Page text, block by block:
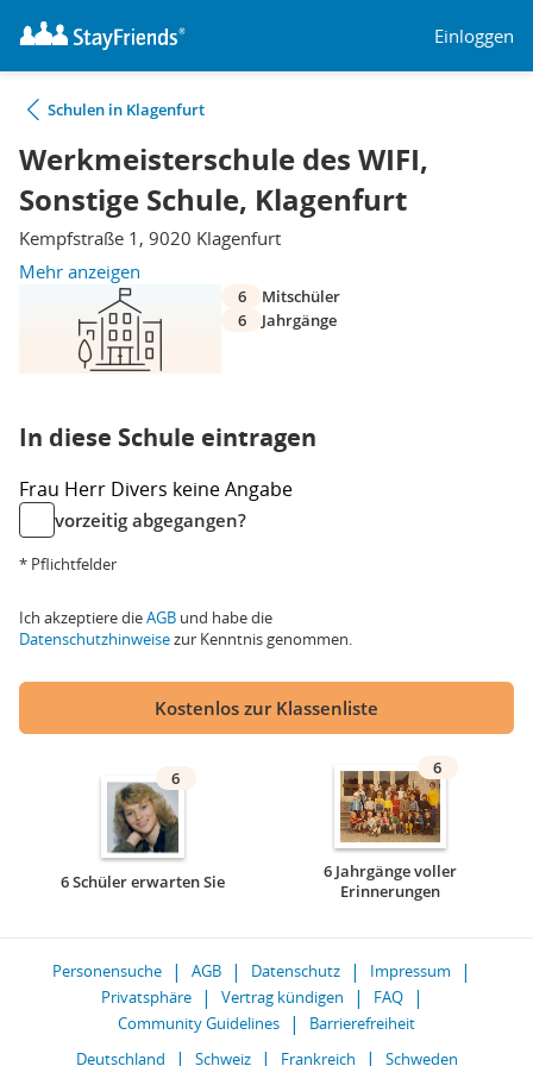
Einloggen
Schulen in Klagenfurt
Werkmeisterschule des WIFI,
Sonstige Schule, Klagenfurt
Kempfstraße 1, 9020 Klagenfurt
Mehr anzeigen
6
Mitschüler
6
Jahrgänge
In diese Schule eintragen
Frau Herr Divers keine Angabe
vorzeitig abgegangen?
* Pflichtfelder
Ich akzeptiere dieAGB und habe die
Datenschutzhinweisezur Kenntnis genommen.
Kostenlos zur Klassenliste
6
6 Schüler erwarten Sie
6
6 Jahrgänge voller
Erinnerungen
Personensuche AGB Datenschutz
Impressum
Privatsphäre
Vertrag kündigen
FAQ
Community Guidelines
Barrierefreiheit
Deutschland
Schweiz Frankreich Schweden